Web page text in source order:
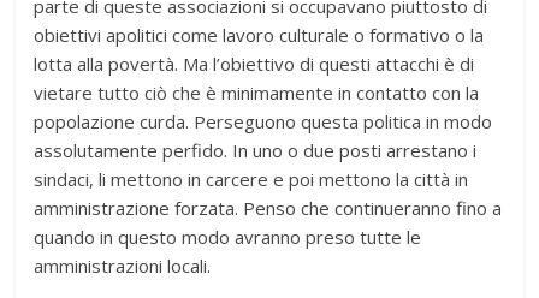
parte di queste associazioni si occupavano piuttosto di
obiettivi apolitici come lavoro culturale o formativo o la
lotta alla povertà. Ma l’obiettivo di questi attacchi è di
vietare tutto ciò che è minimamente in contatto con la
popolazione curda. Perseguono questa politica in modo
assolutamente perfido. In uno o due posti arrestano i
sindaci, li mettono in carcere e poi mettono la città in
amministrazione forzata. Penso che continueranno fino a
quando in questo modo avranno preso tutte le
amministrazioni locali.